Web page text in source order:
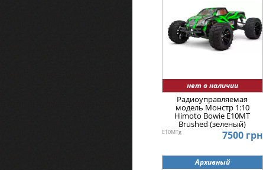
нет в наличии
Радиоуправляемая
модель Монстр 1:10
Himoto Bowie E10MT
Brushed (зеленый)
E10MTg 7500 грн
Архивный